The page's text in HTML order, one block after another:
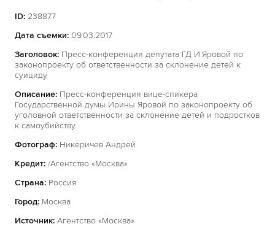
ID: 238877
Дата съемки: 09.03.2017
Заголовок: Пресс-конференция депутата ГД И.Яровой по
законопроекту об ответственности за склонение детей к
суициду
Описание: Пресс-конференция вице-спикера
Государственной думы Ирины Яровой по законопроекту об
уголовной ответственности за склонение детей и подростков
к самоубийству.
Фотограф: Никеричев Андрей
Кредит: /Агентство «Москва»
Страна: Россия
Город: Москва
Источник: Агентство «Москва»